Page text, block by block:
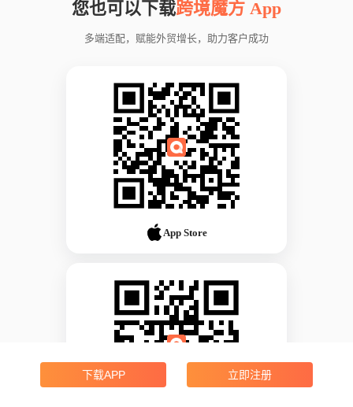
您也可以下载跨境魔方 App
多端适配，赋能外贸增长，助力客户成功
App Store
下载APP 立即注册